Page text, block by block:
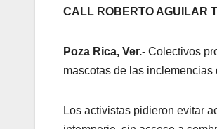
CALL ROBERTO AGUILAR
Poza Rica, Ver.- Colectivos
mascotas de las
Los activistas pidieron evitar